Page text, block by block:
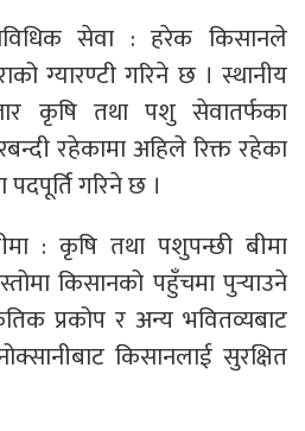
सेवा : हरेक किसानले
ग्यारण्टी गरिने छ । स्थानीय
कृषि तथा पशु सेवातर्फका
रहेकामा अहिले रिक्त रहेका
गरिने छ ।
: कृषि तथा पशुपन्छी बीमा
किसानको पहुँचमा पुर्‍याउने
प्रकोप र अन्य भवितव्यबाट
किसानलाई सुरक्षित